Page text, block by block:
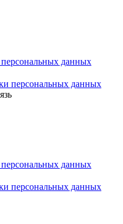
персональных данных
персональных данных
персональных данных
персональных данных